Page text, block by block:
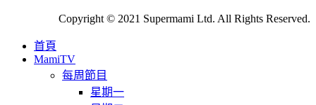
Copyright © 2021 Supermami Ltd. All Rights Reserved.
首頁
MamiTV
每周節目
星期一